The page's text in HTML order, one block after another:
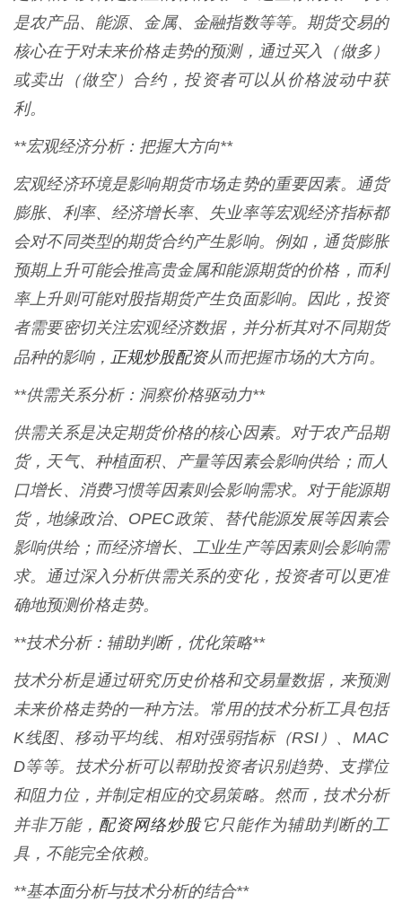
是农产品、能源、金属、金融指数等等。期货交易的
核心在于对未来价格走势的预测，通过买入（做多）
或卖出（做空）合约，投资者可以从价格波动中获
利。
**宏观经济分析：把握大方向**
宏观经济环境是影响期货市场走势的重要因素。通货
膨胀、利率、经济增长率、失业率等宏观经济指标都
会对不同类型的期货合约产生影响。例如，通货膨胀
预期上升可能会推高贵金属和能源期货的价格，而利
率上升则可能对股指期货产生负面影响。因此，投资
者需要密切关注宏观经济数据，并分析其对不同期货
品种的影响， 正规炒股配资从而把握市场的大方向。
**供需关系分析：洞察价格驱动力**
供需关系是决定期货价格的核心因素。对于农产品期
货，天气、种植面积、产量等因素会影响供给；而人
口增长、消费习惯等因素则会影响需求。对于能源期
货，地缘政治、OPEC政策、替代能源发展等因素会
影响供给；而经济增长、工业生产等因素则会影响需
求。通过深入分析供需关系的变化，投资者可以更准
确地预测价格走势。
**技术分析：辅助判断，优化策略**
技术分析是通过研究历史价格和交易量数据，来预测
未来价格走势的一种方法。常用的技术分析工具包括
K线图、移动平均线、相对强弱指标（RSI）、MAC
D等等。技术分析可以帮助投资者识别趋势、支撑位
和阻力位，并制定相应的交易策略。然而，技术分析
并非万能， 配资网络炒股它只能作为辅助判断的工
具，不能完全依赖。
**基本面分析与技术分析的结合**